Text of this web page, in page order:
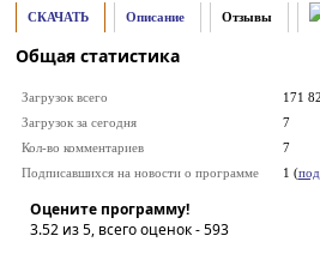
СКАЧАТЬ Описание Отзывы
Общая статистика
Загрузок всего
171
Загрузок за сегодня
7
Кол-во комментариев
7
Подписавшихся на новости о программе
1 (
Оцените программу!
3.52из 5, всего оценок -593